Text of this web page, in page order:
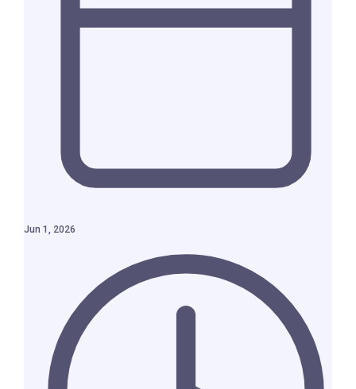
Jun 1, 2026